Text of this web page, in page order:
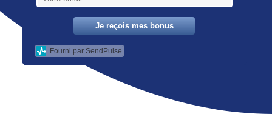
Je reçois mes bonus
Fourni par SendPulse